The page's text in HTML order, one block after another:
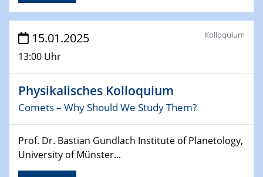
WIN & CENIDE Seminar Series on 2D-
MATURE
27.02.2025
Sfb-trr247-all Seminar
18.03.2025 - 19.03.2025
Kooperationsseminar
EIC Pathfinder
EU funding for early stage scientific, technological or
15.01.2025
13:00 Uhr
Kolloquium
Physikalisches Kolloquium
Comets – Why Should We Study Them?
Prof. Dr. Bastian Gundlach Institute of Planetology,
University of Münster...